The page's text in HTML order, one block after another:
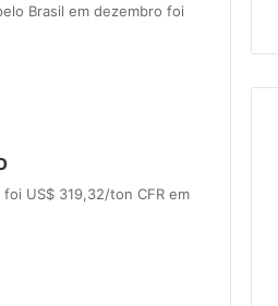
Brasil em dezembro foi
US$ 319,32/ton CFR em